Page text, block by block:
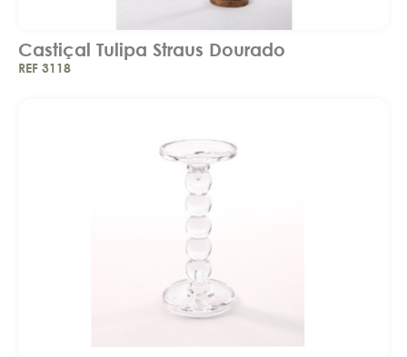
Castiçal Tulipa Straus Dourado
REF 3118